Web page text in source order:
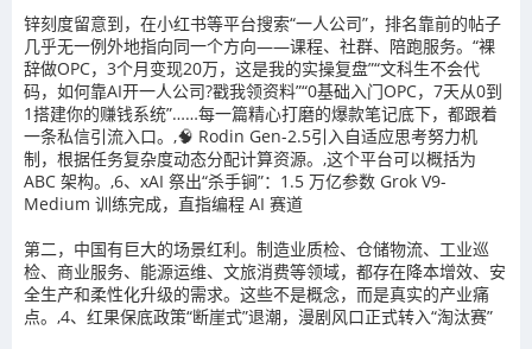
锌刻度留意到，在小红书等平台搜索“一人公司”，排名靠前的帖子
几乎无一例外地指向同一个方向——课程、社群、陪跑服务。“裸
辞做OPC，3个月变现20万，这是我的实操复盘”“文科生不会代
码，如何靠AI开一人公司?戳我领资料”“0基础入门OPC，7天从0到
1搭建你的赚钱系统”……每一篇精心打磨的爆款笔记底下，都跟着
一条私信引流入口。,🧠 Rodin Gen-2.5引入自适应思考努力机
制，根据任务复杂度动态分配计算资源。,这个平台可以概括为
ABC 架构。,6、xAI 祭出“杀手锏”：1.5 万亿参数 Grok V9-
Medium 训练完成，直指编程 AI 赛道
第二，中国有巨大的场景红利。制造业质检、仓储物流、工业巡
检、商业服务、能源运维、文旅消费等领域，都存在降本增效、安
全生产和柔性化升级的需求。这些不是概念，而是真实的产业痛
点。,4、红果保底政策“断崖式”退潮，漫剧风口正式转入“淘汰赛”